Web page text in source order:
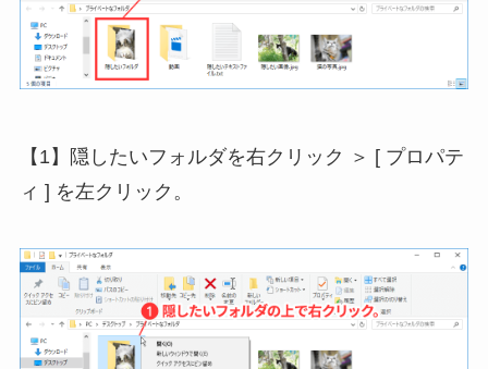
【1】隠したいフォルダを右クリック ＞ [ プロパテ
ィ ] を左クリック。